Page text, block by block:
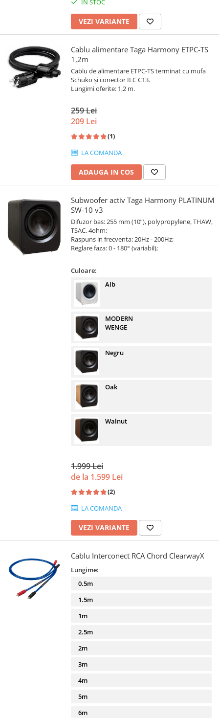
IN STOC
VEZI VARIANTE
Cablu alimentare Taga Harmony ETPC-TS
1,2m
Cablu de alimentare ETPC-TS terminat cu mufa
Schuko și conector IEC C13.
Lungimi oferite: 1,2 m.
259 Lei
209 Lei
(1)
LA COMANDA
ADAUGA IN COS
Subwoofer activ Taga Harmony PLATINUM
SW-10 v3
Difuzor bas: 255 mm (10”), polypropylene, THAW,
TSAC, 4ohm;
Raspuns in frecventa: 20Hz - 200Hz;
Reglare faza: 0 - 180° (variabil);
Culoare:
Alb
MODERN
WENGE
Negru
Oak
Walnut
1.999 Lei
de la 1.599 Lei
(2)
LA COMANDA
VEZI VARIANTE
Cablu Interconect RCA Chord ClearwayX
Lungime:
0.5m
1.5m
1m
2.5m
2m
3m
4m
5m
6m